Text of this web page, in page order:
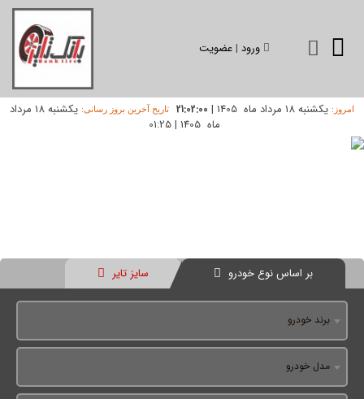
ورود |عضویت
امروز: یکشنبه 18 مرداد ماه 1405 |
21:02:00 تاریخ آخرین بروز رسانی:
یکشنبه 18 مرداد
ماه 1405
|
01:25
بر اساس نوع خودرو سایز تایر
برند خودرو
مدل خودرو